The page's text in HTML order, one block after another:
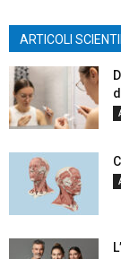
ARTICOLI